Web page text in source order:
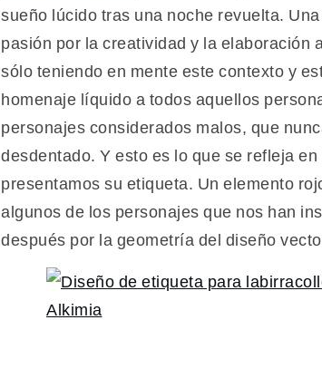
sueño lúcido tras una noche revuelta.
pasión por la creatividad y la
sólo teniendo en mente este contexto y
homenaje líquido a todos aquellos
personajes considerados malos, que
desdentado. Y esto es lo que se refleja
presentamos su etiqueta. Un elemento
algunos de los personajes que nos han
después por la geometría del diseño